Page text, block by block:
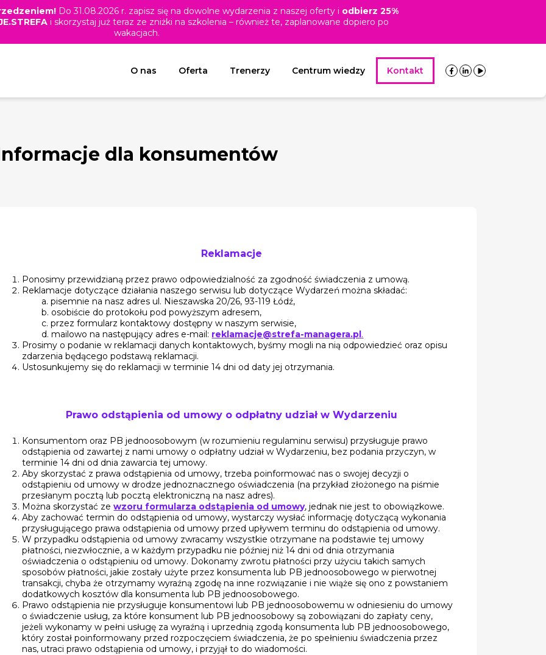
Do 31.08.2026 r. zapisz się na dowolne wydarzenia z naszej oferty i odbierz 25%
i skorzystaj już teraz ze zniżki na szkolenia – również te, zaplanowane dopiero po
wakacjach.
O nas Oferta
Trenerzy
Centrum wiedzy Kontakt
dla konsumentów
Reklamacje
Ponosimy przewidzianą przez prawo odpowiedzialność za zgodność świadczenia z umową.
Reklamacje dotyczące działania naszego serwisu lub dotyczące Wydarzeń można składać:
a. pisemnie na nasz adres ul. Nieszawska 20/26, 93-119 Łódź,
b. osobiście do protokołu pod powyższym adresem,
c. przez formularz kontaktowy dostępny w naszym serwisie,
d. mailowo na następujący adres e-mail: reklamacje@strefa-managera.pl.
Prosimy o podanie w reklamacji danych kontaktowych, byśmy mogli na nią odpowiedzieć oraz opisu
zdarzenia będącego podstawą reklamacji.
Ustosunkujemy się do reklamacji w terminie 14 dni od daty jej otrzymania.
Prawo odstąpienia od umowy o odpłatny udział w Wydarzeniu
Konsumentom oraz PB jednoosobowym (w rozumieniu regulaminu serwisu) przysługuje prawo
odstąpienia od zawartej z nami umowy o odpłatny udział w Wydarzeniu, bez podania przyczyn, w
terminie 14 dni od dnia zawarcia tej umowy.
Aby skorzystać z prawa odstąpienia od umowy, trzeba poinformować nas o swojej decyzji o
odstąpieniu od umowy w drodze jednoznacznego oświadczenia (na przykład złożonego na piśmie
przesłanym pocztą lub pocztą elektroniczną na nasz adres).
Można skorzystać zewzoru formularza odstąpienia od umowy, jednak nie jest to obowiązkowe.
Aby zachować termin do odstąpienia od umowy, wystarczy wysłać informację dotyczącą wykonania
przysługującego prawa odstąpienia od umowy przed upływem terminu do odstąpienia od umowy.
W przypadku odstąpienia od umowy zwracamy wszystkie otrzymane na podstawie tej umowy
płatności, niezwłocznie, a w każdym przypadku nie później niż 14 dni od dnia otrzymania
oświadczenia o odstąpieniu od umowy. Dokonamy zwrotu płatności przy użyciu takich samych
sposobów płatności, jakie zostały użyte przez konsumenta lub PB jednoosobowego w pierwotnej
transakcji, chyba że otrzymamy wyraźną zgodę na inne rozwiązanie i nie wiąże się ono z powstaniem
dodatkowych kosztów dla konsumenta lub PB jednoosobowego.
Prawo odstąpienia nie przysługuje konsumentowi lub PB jednoosobowemu w odniesieniu do umowy
o świadczenie usług, za które konsument lub PB jednoosobowy są zobowiązani do zapłaty ceny,
jeżeli wykonamy w pełni usługę za wyraźną i uprzednią zgodą konsumenta lub PB jednoosobowego,
który został poinformowany przed rozpoczęciem świadczenia, że po spełnieniu świadczenia przez
nas, utraci prawo odstąpienia od umowy, i przyjął to do wiadomości.